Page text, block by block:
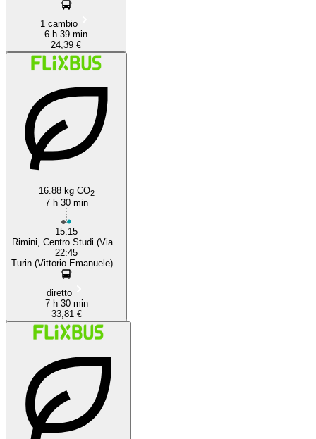
1 cambio
6 h 39 min
24,39 €
16.88 kg CO2
7 h 30 min
15:15
Rimini, Centro Studi (Via...
22:45
Turin (Vittorio Emanuele)...
diretto
7 h 30 min
33,81 €